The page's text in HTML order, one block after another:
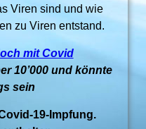
Viren sind und wie
zu Viren entstand.
mit Covid
10’000 und könnte
sein
19-Impfung.